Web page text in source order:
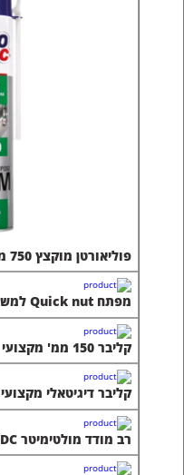
פוליאורטן מוקצץ 750 מ"ל (בקבוק)
מפתח Quick nut למשחזת
קליבר 150 ממ' מקצועי
קליבר דיגיטאלי מקצועי
רב מודד מולטימיטר AC/DC מקצועי